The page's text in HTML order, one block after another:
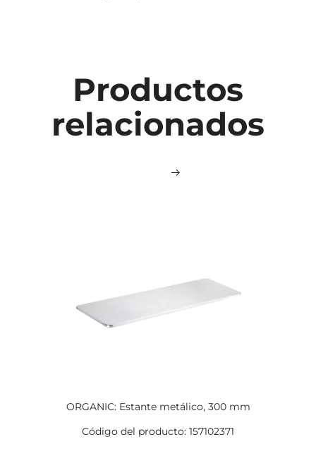
Productos
relacionados
ORGANIC: Estante metálico, 300 mm
Código del producto: 157102371